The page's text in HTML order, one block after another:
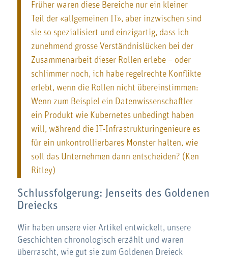
Früher waren diese Bereiche nur ein kleiner
Teil der «allgemeinen IT», aber inzwischen sind
sie so spezialisiert und einzigartig, dass ich
zunehmend grosse Verständnislücken bei der
Zusammenarbeit dieser Rollen erlebe – oder
schlimmer noch, ich habe regelrechte Konflikte
erlebt, wenn die Rollen nicht übereinstimmen:
Wenn zum Beispiel ein Datenwissenschaftler
ein Produkt wie Kubernetes unbedingt haben
will, während die IT-Infrastrukturingenieure es
für ein unkontrollierbares Monster halten, wie
soll das Unternehmen dann entscheiden? (Ken
Ritley)
Schlussfolgerung: Jenseits des Goldenen
Dreiecks
Wir haben unsere vier Artikel entwickelt, unsere
Geschichten chronologisch erzählt und waren
überrascht, wie gut sie zum Goldenen Dreieck